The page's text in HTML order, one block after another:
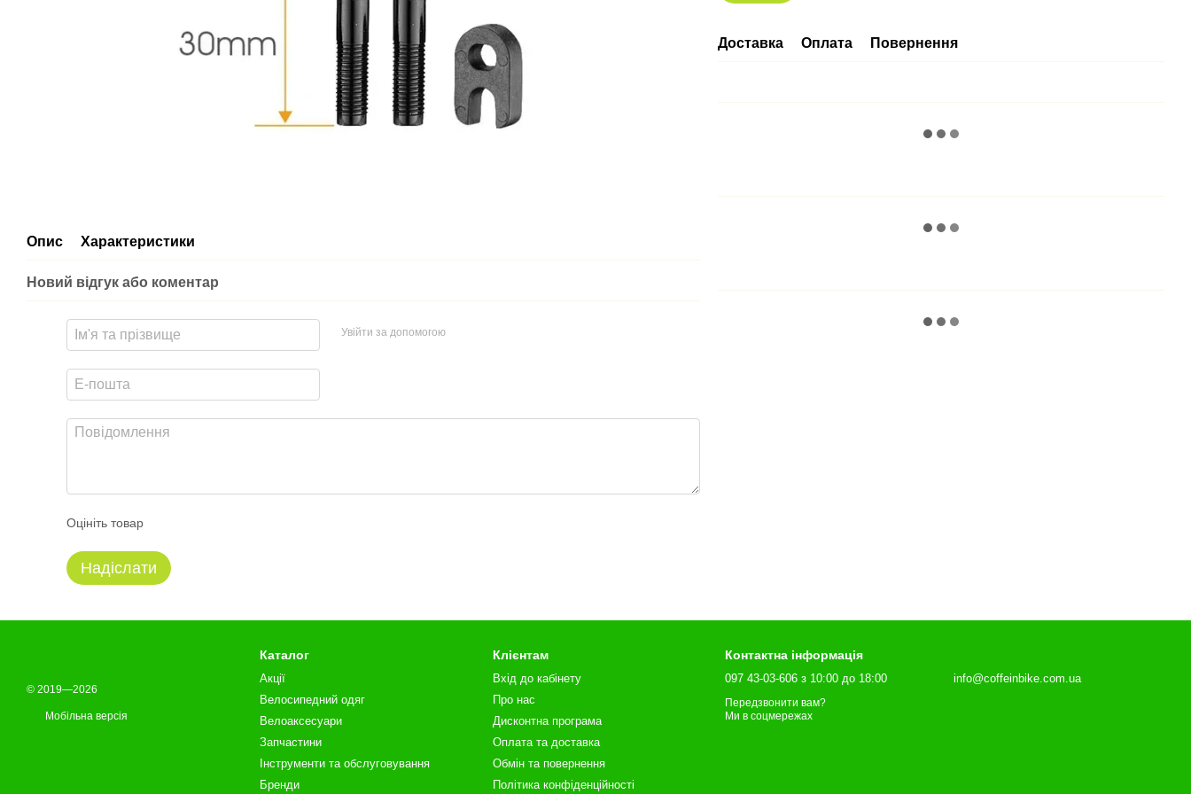
Опис Характеристики
Новий відгук або коментар
Увійти за допомогою
Оцініть товар
Надіслати
Доставка Оплата Повернення
© 2019—2026
Мобільна версія
Каталог
Акції
Велосипедний одяг
Велоаксесуари
Запчастини
Інструменти та обслуговування
Бренди
Клієнтам
Вхід до кабінету
Про нас
Дисконтна програма
Оплата та доставка
Обмін та повернення
Політика конфіденційності
Контактна інформація
097 43-03-606 з 10:00 до 18:00
Передзвонити вам?
info@coffeinbike.com.ua
Ми в соцмережах